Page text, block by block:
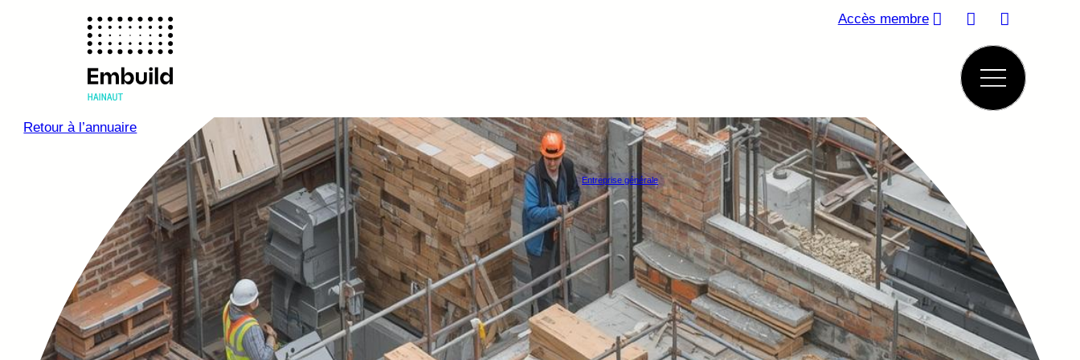
Accès membre
Retour à l’annuaire
Entreprise générale
Happy Piscine & Wellness
MONS